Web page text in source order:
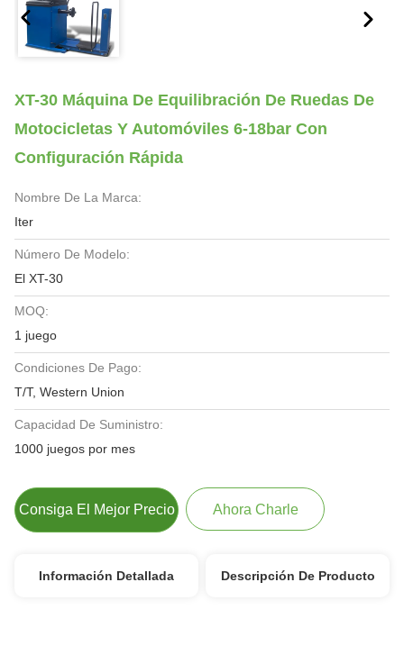
XT-30 Máquina De Equilibración De Ruedas De
Motocicletas Y Automóviles 6-18bar Con
Configuración Rápida
Nombre De La Marca:
Iter
Número De Modelo:
El XT-30
MOQ:
1 juego
Condiciones De Pago:
T/T, Western Union
Capacidad De Suministro:
1000 juegos por mes
Consiga El Mejor Precio Ahora Charle
Información Detallada Descripción De Producto